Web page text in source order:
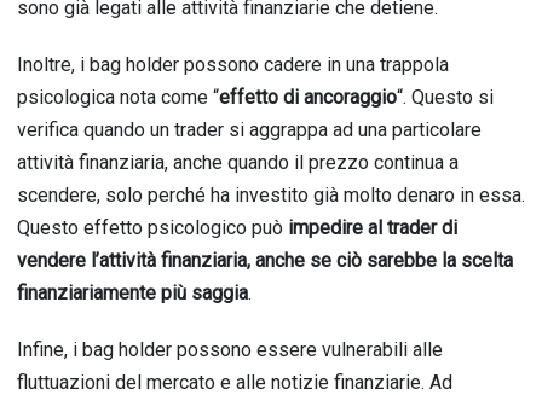
sono già legati alle attività finanziarie che detiene.
Inoltre, i bag holder possono cadere in una trappola
psicologica nota come “effetto di ancoraggio“. Questo si
verifica quando un trader si aggrappa ad una particolare
attività finanziaria, anche quando il prezzo continua a
scendere, solo perché ha investito già molto denaro in essa.
Questo effetto psicologico può impedire al trader di
vendere l’attività finanziaria, anche se ciò sarebbe la scelta
finanziariamente più saggia.
Infine, i bag holder possono essere vulnerabili alle
fluttuazioni del mercato e alle notizie finanziarie. Ad